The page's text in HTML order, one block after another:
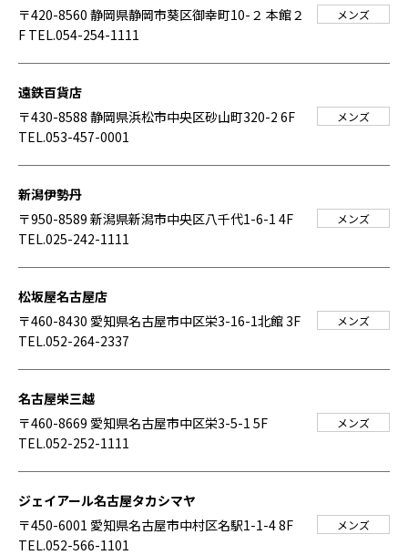
〒420-8560 静岡県静岡市葵区御幸町10-２ 本館２
F TEL.054-254-1111
メンズ
遠鉄百貨店
〒430-8588 静岡県浜松市中央区砂山町320-2 6F
TEL.053-457-0001
メンズ
新潟伊勢丹
〒950-8589 新潟県新潟市中央区八千代1-6-1 4F
TEL.025-242-1111
メンズ
松坂屋名古屋店
〒460-8430 愛知県名古屋市中区栄3-16-1北館 3F
TEL.052-264-2337
メンズ
名古屋栄三越
〒460-8669 愛知県名古屋市中区栄3-5-1 5F
TEL.052-252-1111
メンズ
ジェイアール名古屋タカシマヤ
〒450-6001 愛知県名古屋市中村区名駅1-1-4 8F
TEL.052-566-1101
メンズ